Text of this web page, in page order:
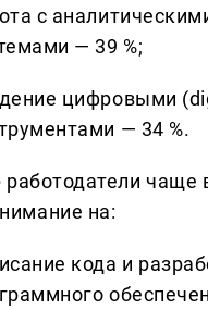
с
— 39 %;
цифровыми
— 34 %.
работодатели чаще
на:
кода и